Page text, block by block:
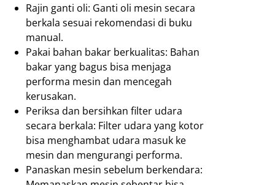
Rajin ganti oli: Ganti oli mesin secara
berkala sesuai rekomendasi di buku
manual.
Pakai bahan bakar berkualitas: Bahan
bakar yang bagus bisa menjaga
performa mesin dan mencegah
kerusakan.
Periksa dan bersihkan filter udara
secara berkala: Filter udara yang kotor
bisa menghambat udara masuk ke
mesin dan mengurangi performa.
Panaskan mesin sebelum berkendara: